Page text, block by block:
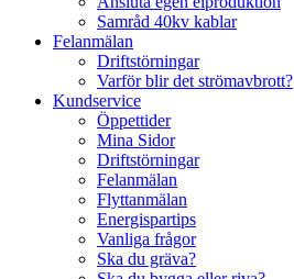
Samråd 40kv kablar
Felanmälan
Driftstörningar
Varför blir det strömavbrott?
Kundservice
Öppettider
Mina Sidor
Driftstörningar
Felanmälan
Flyttanmälan
Energispartips
Vanliga frågor
Ska du gräva?